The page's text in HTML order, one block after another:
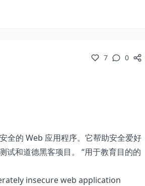
7 0
全的 Web 应用程序。它帮助安全爱好
试和道德黑客项目。 “用于教育目的的
insecure web application